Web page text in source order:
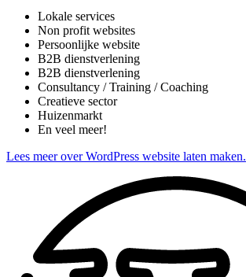
Lokale services
Non profit websites
Persoonlijke website
B2B dienstverlening
B2B dienstverlening
Consultancy / Training / Coaching
Creatieve sector
Huizenmarkt
En veel meer!
Lees meer over WordPress website laten maken.